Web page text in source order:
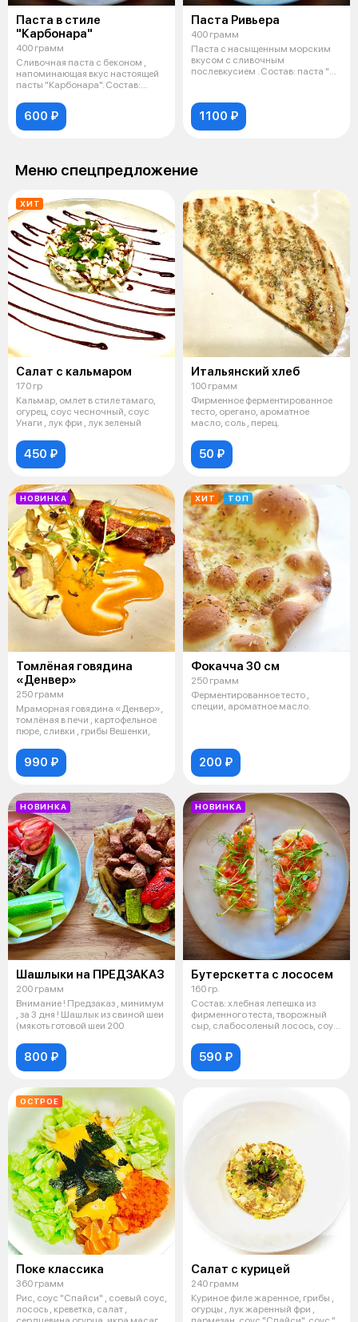
Паста в стиле
"Карбонара"
400 грамм
Сливочная паста с беконом ,
напоминающая вкус настоящей
пасты "Карбонара". Состав:
600 ₽
Паста Ривьера
400 грамм
Паста с насыщенным морским
вкусом с сливочным
послевкусием . Состав: паста "De
1100 ₽
Меню спецпредложение
ХИТ
Салат с кальмаром
170 гр
Кальмар, омлет в стиле тамаго,
огурец, соус чесночный, соус
Унаги , лук фри , лук зеленый
450 ₽
Итальянский хлеб
100 грамм
Фирменное ферментированное
тесто, орегано, ароматное
масло, соль , перец.
50 ₽
НОВИНКА
Томлёная говядина
«Денвер»
250 грамм
Мраморная говядина «Денвер»,
томлёная в печи , картофельное
пюре, сливки , грибы Вешенки,
990 ₽
ХИТ ТОП
Фокачча 30 см
250 грамм
Ферментированное тесто ,
специи, ароматное масло.
200 ₽
НОВИНКА
Шашлыки на ПРЕДЗАКАЗ
200 грамм
Внимание ! Предзаказ , минимум
, за 3 дня ! Шашлык из свиной шеи
(мякоть готовой шеи 200
800 ₽
НОВИНКА
Бутерскетта с лососем
160 гр.
Состав: хлебная лепешка из
фирменного теста, творожный
сыр, слабосоленый лосось, соус
590 ₽
ОСТРОЕ
Поке классика
360 грамм
Рис, соус "Спайси" , соевый соус,
лосось , креветка, салат ,
Салат с курицей
240 грамм
Куриное филе жаренное, грибы ,
огурцы , лук жаренный фри ,